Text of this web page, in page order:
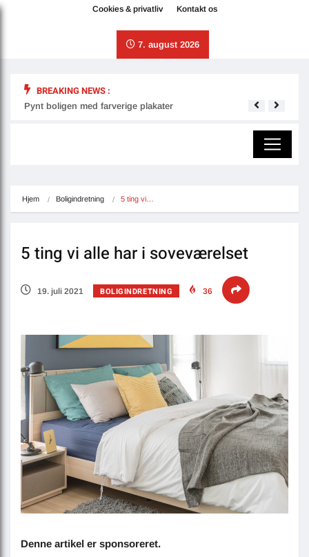
Cookies & privatliv Kontakt os
7. august 2026
BREAKING NEWS :
Pynt boligen med farverige plakater
Hjem Boligindretning 5 ting vi…
5 ting vi alle har i soveværelset
19. juli 2021 BOLIGINDRETNING 36
Denne artikel er sponsoreret.